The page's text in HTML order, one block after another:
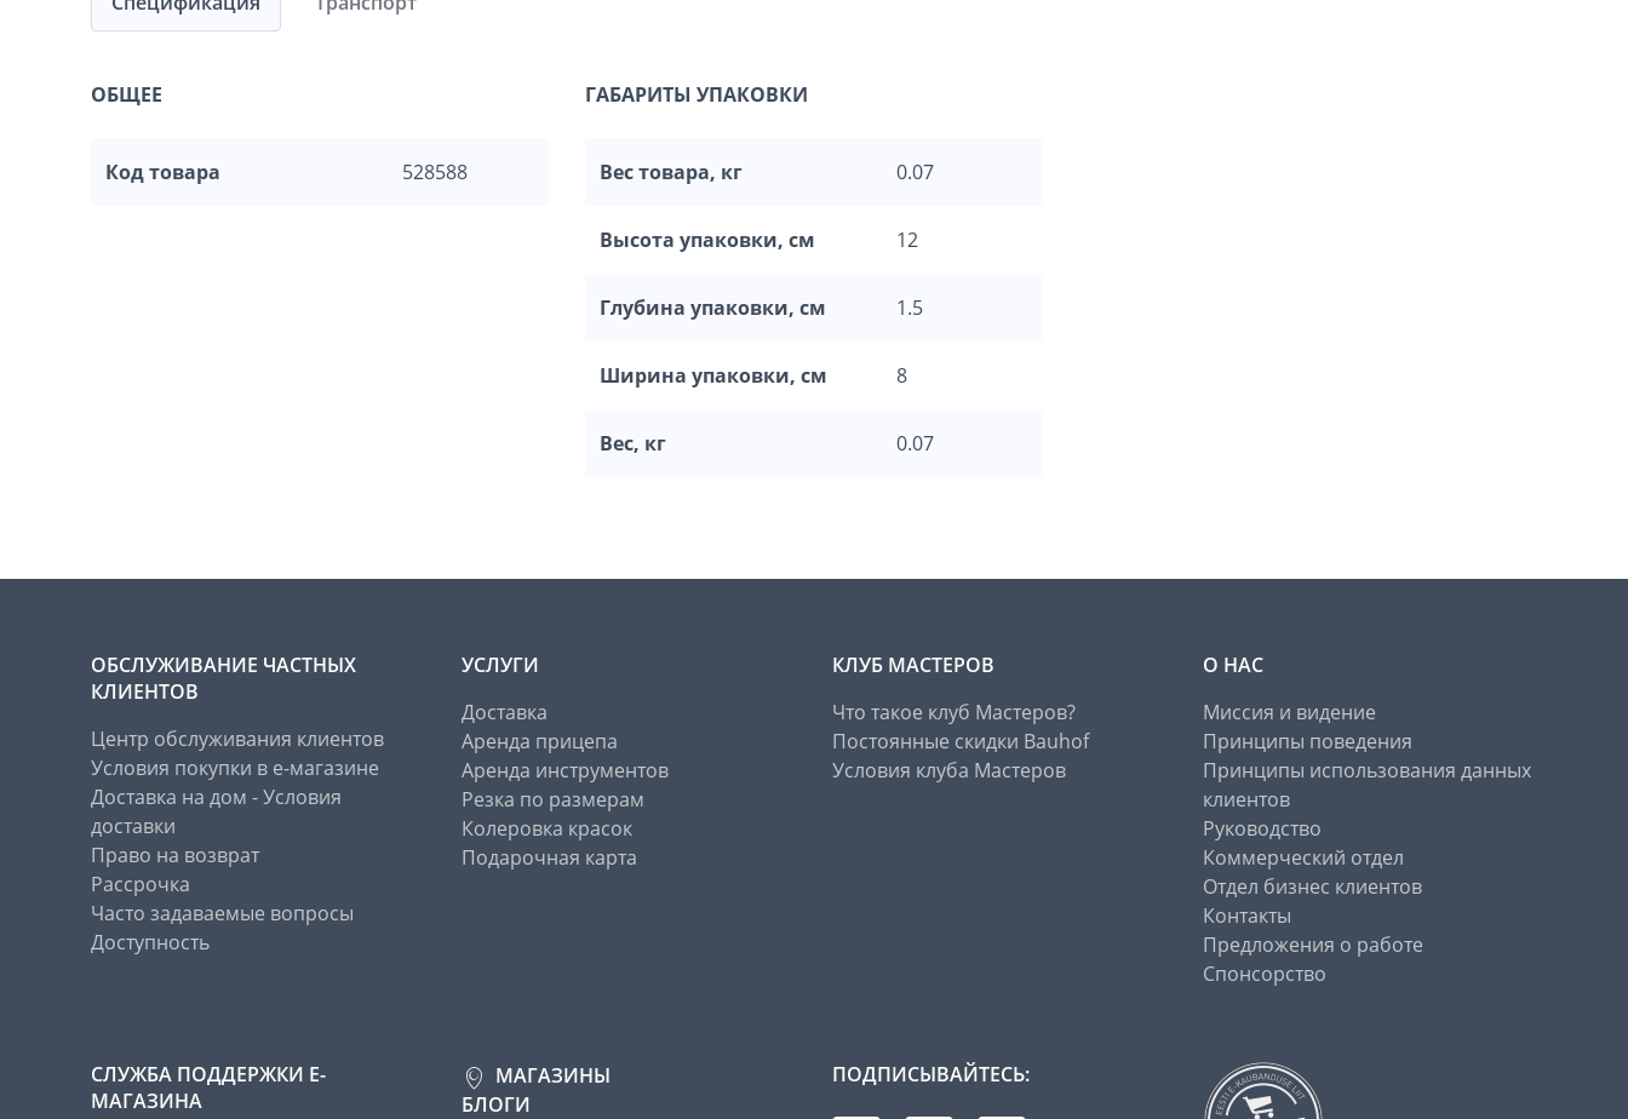
ОБЩЕЕ
Код товара 528588
ГАБАРИТЫ УПАКОВКИ
Вес товара, кг 0.07
Высота упаковки, см 12
Глубина упаковки, см 1.5
Ширина упаковки, см 8
Вес, кг 0.07
ОБСЛУЖИВАНИЕ ЧАСТНЫХ
КЛИЕНТОВ
Центр обслуживания клиентов
Условия покупки в е-магазине
Доставка на дом - Условия
доставки
Право на возврат
Рассрочка
Часто задаваемые вопросы
Доступность
УСЛУГИ
Доставка
Аренда прицепа
Аренда инструментов
Резка по размерам
Колеровка красок
Подарочная карта
КЛУБ МАСТЕРОВ
Что такое клуб Мастеров?
Постоянные скидки Bauhof
Условия клуба Мастеров
О НАС
Миссия и видение
Принципы поведения
Принципы использования данных
клиентов
Руководство
Коммерческий отдел
Отдел бизнес клиентов
Контакты
Предложения о работе
Спонсорство
СЛУЖБА ПОДДЕРЖКИ Е-
МАГАЗИНА
МАГАЗИНЫ
БЛОГИ
ПОДПИСЫВАЙТЕСЬ: